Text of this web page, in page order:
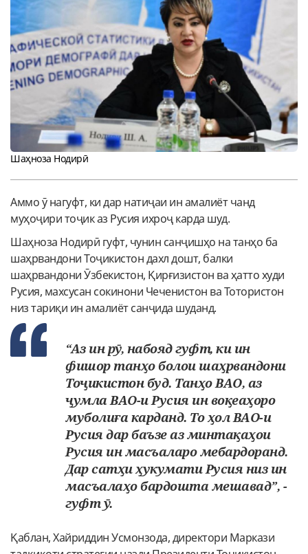
Шаҳноза Нодирӣ
Аммо ӯ нагуфт, ки дар натиҷаи ин амалиёт чанд
муҳоҷири тоҷик аз Русия ихроҷ карда шуд.
Шаҳноза Нодирӣ гуфт, чунин санҷишҳо на танҳо ба
шаҳрвандони Тоҷикистон дахл дошт, балки
шаҳрвандони Ӯзбекистон, Қирғизистон ва ҳатто худи
Русия, махсусан сокинони Чеченистон ва Тотористон
низ тариқи ин амалиёт санҷида шуданд.
“Аз ин рӯ, набояд гуфт, ки ин
фишор танҳо болои шаҳрвандони
Тоҷикистон буд. Танҳо ВАО, аз
ҷумла ВАО-и Русия ин воқеаҳоро
муболиға карданд. То ҳол ВАО-и
Русия дар баъзе аз минтақаҳои
Русия ин масъаларо мебардоранд.
Дар сатҳи ҳукумати Русия низ ин
масъалаҳо бардошта мешавад”, -
гуфт ӯ.
Қаблан, Хайриддин Усмонзода, директори Маркази